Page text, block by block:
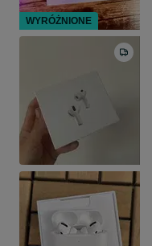
WYRÓŻNIONE